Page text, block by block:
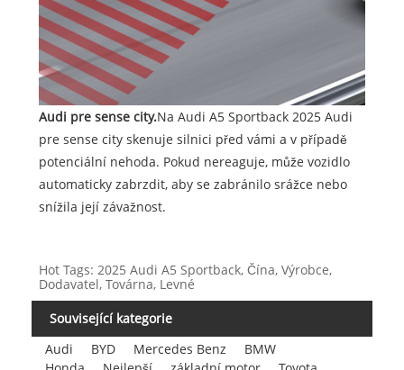
Audi pre sense city.Na Audi A5 Sportback 2025 Audi
pre sense city skenuje silnici před vámi a v případě
potenciální nehoda. Pokud nereaguje, může vozidlo
automaticky zabrzdit, aby se zabránilo srážce nebo
snížila její závažnost.
Hot Tags: 2025 Audi A5 Sportback, Čína, Výrobce,
Dodavatel, Továrna, Levné
Související kategorie
Audi
BYD Mercedes Benz
BMW